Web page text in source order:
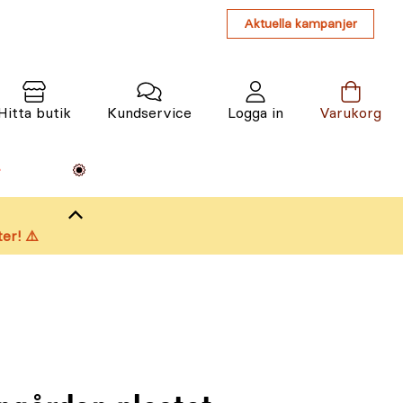
Aktuella kampanjer
butik Kundservice Logga in Varukorg
⚠️